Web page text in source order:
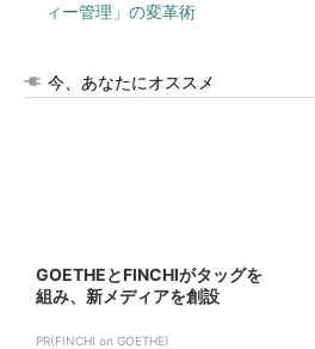
ィー管理」の変革術
今、あなたにオススメ
GOETHEとFINCHIがタッグを
組み、新メディアを創設
PR(FINCHI on GOETHE)